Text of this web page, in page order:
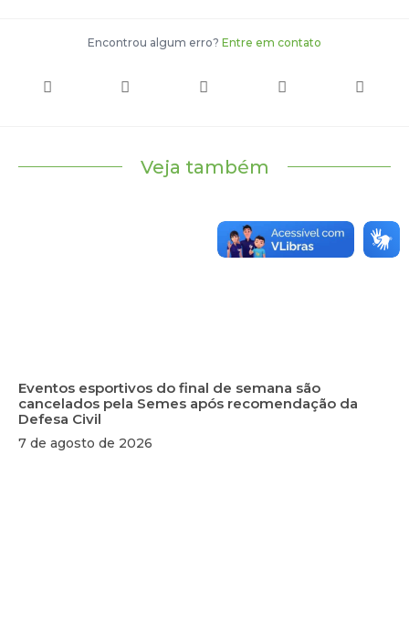
Encontrou algum erro? Entre em contato
Veja também
Eventos esportivos do final de semana são
cancelados pela Semes após recomendação da
Defesa Civil
7 de agosto de 2026